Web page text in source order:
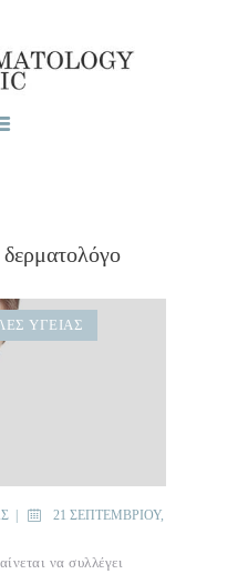
ΥΓΕΊΑΣ
21 ΣΕΠΤΕΜΒΡΊΟΥ,
να συλλέγει